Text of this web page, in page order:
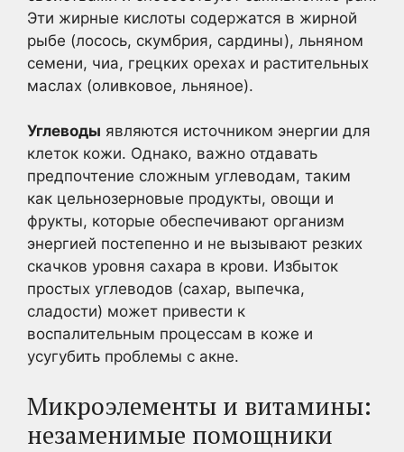
Эти жирные кислоты содержатся в жирной
рыбе (лосось, скумбрия, сардины), льняном
семени, чиа, грецких орехах и растительных
маслах (оливковое, льняное).
Углеводы являются источником энергии для
клеток кожи. Однако, важно отдавать
предпочтение сложным углеводам, таким
как цельнозерновые продукты, овощи и
фрукты, которые обеспечивают организм
энергией постепенно и не вызывают резких
скачков уровня сахара в крови. Избыток
простых углеводов (сахар, выпечка,
сладости) может привести к
воспалительным процессам в коже и
усугубить проблемы с акне.
Микроэлементы и витамины:
незаменимые помощники